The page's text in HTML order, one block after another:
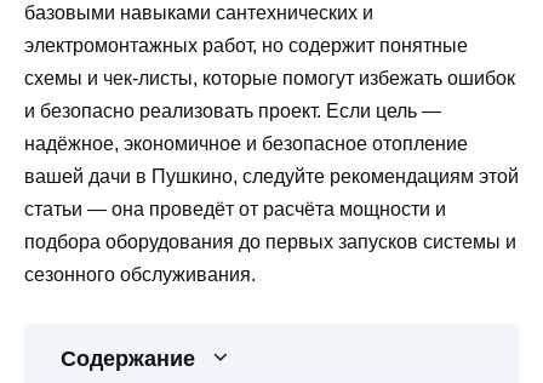
базовыми навыками сантехнических и
электромонтажных работ, но содержит понятные
схемы и чек‑листы, которые помогут избежать ошибок
и безопасно реализовать проект. Если цель —
надёжное, экономичное и безопасное отопление
вашей дачи в Пушкино, следуйте рекомендациям этой
статьи — она проведёт от расчёта мощности и
подбора оборудования до первых запусков системы и
сезонного обслуживания.
Содержание